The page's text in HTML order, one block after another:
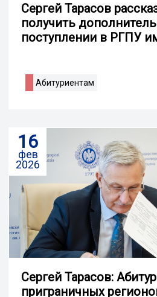
Сергей Тарасов
получить
поступлении в РГПУ
Абитуриентам
16
фев
2026
Сергей Тарасов:
приграничных